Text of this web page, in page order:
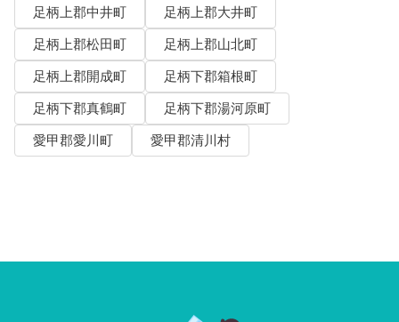
足柄上郡中井町
足柄上郡大井町
足柄上郡松田町
足柄上郡山北町
足柄上郡開成町
足柄下郡箱根町
足柄下郡真鶴町
足柄下郡湯河原町
愛甲郡愛川町
愛甲郡清川村